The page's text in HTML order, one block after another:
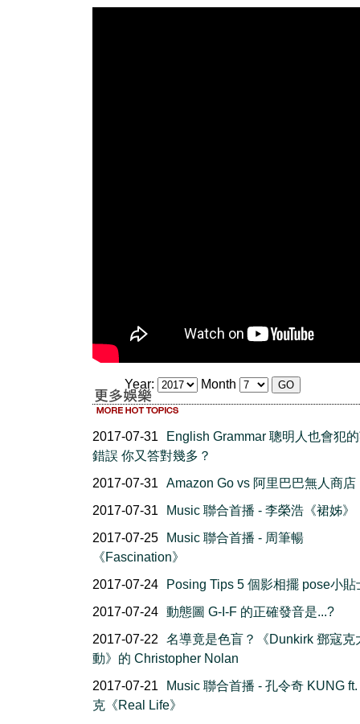
Year: Month
2017-07-31
English Grammar 聰明人也會犯
錯誤 你又答對幾多？
2017-07-31
Amazon Go vs 阿里巴巴無人商店
2017-07-31
Music 聯合首播 - 李榮浩《裙姊》
2017-07-25
Music 聯合首播 - 周筆暢
《Fascination》
2017-07-24
Posing Tips 5 個影相擺 pose小貼
2017-07-24 動態圖 G-I-F 的正確發音是...?
2017-07-22
名導竟是色盲？《Dunkirk 鄧寇克
動》的 Christopher Nolan
2017-07-21
Music 聯合首播 - 孔令奇 KUNG
克《Real Life》